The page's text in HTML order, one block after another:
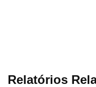
Relatórios